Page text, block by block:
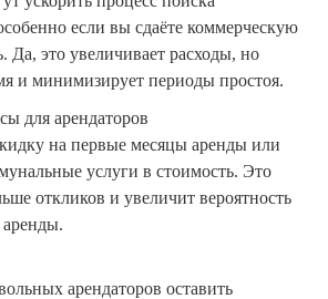
если вы сдаёте коммерческую
Да, это увеличивает расходы, но
и минимизирует периоды простоя.
для арендаторов
на первые месяцы аренды или
услуги в стоимость. Это
откликов и увеличит вероятность
аренды.
арендаторов оставить